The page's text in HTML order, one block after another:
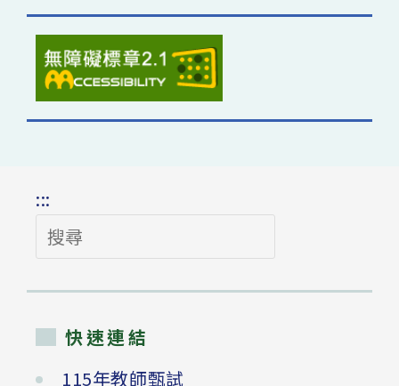
:::
搜
尋
快速連結
115年教師甄試